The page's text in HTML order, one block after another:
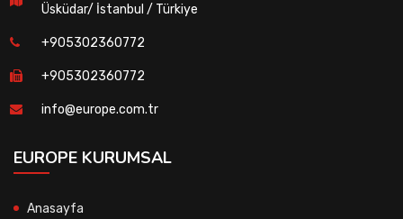
Üsküdar/ İstanbul / Türkiye
+905302360772
+905302360772
info@europe.com.tr
EUROPE KURUMSAL
Anasayfa